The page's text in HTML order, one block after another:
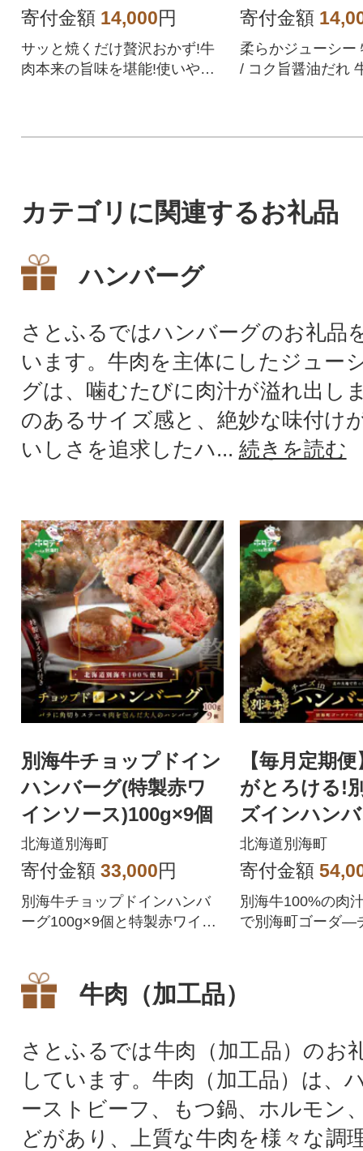
寄付金額 14,000円
サッと焼くだけ贅沢おかず!牛
肉本来の旨味を堪能!使いやす
け
寄付金額
柔らかジューシー
/ コク旨醤油だれ
カテゴリに関連するお礼品
ハンバーグ
さとふるではハンバーグのお礼品
います。牛肉を主体にしたジュー
グは、噛むたびに肉汁が溢れ出し
のあるサイズ感と、絶妙な味付け
いしさを追求したハ... 続きを読む
別海牛チョップドイン
ハンバーグ(特製赤ワ
インソース)100g×9個
北海道別海町
寄付金額 33,000円
別海牛チョップドインハンバ
ーグ100g×9個と特製赤ワイン
【毎月定期
がとろける!
ズインハン
g×6個)全3回
北海道別海町
寄付金額
別海牛100%の肉
で別海町ゴーダ―
牛肉（加工品）
さとふるでは牛肉（加工品）のお
しています。牛肉（加工品）は、
ーストビーフ、もつ鍋、ホルモン
どがあり、上質な牛肉を様々な調